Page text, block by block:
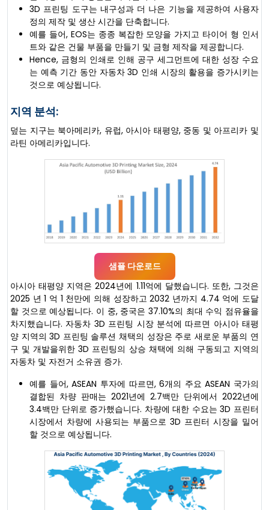
3D 프린팅 도구는 내구성과 더 나은 기능을 제공하여 사용자
정의 제작 및 생산 시간을 단축합니다.
예를 들어, EOS는 종종 복잡한 모양을 가지고 타이어 형 인서
트와 같은 건물 부품을 만들기 및 금형 제작을 제공합니다.
Hence, 금형의 인쇄로 인해 공구 세그먼트에 대한 성장 수요
는 예측 기간 동안 자동차 3D 인쇄 시장의 활용을 증가시키는
것으로 예상됩니다.
지역 분석:
덮는 지구는 북아메리카, 유럽, 아시아 태평양, 중동 및 아프리카 및
라틴 아메리카입니다.
샘플 다운로드
아시아 태평양 지역은 2024년에 1.11억에 달했습니다. 또한, 그것은
2025 년 1 억 1 천만에 의해 성장하고 2032 년까지 4.74 억에 도달
할 것으로 예상됩니다. 이 중, 중국은 37.10%의 최대 수익 점유율을
차지했습니다. 자동차 3D 프린팅 시장 분석에 따르면 아시아 태평
양 지역의 3D 프린팅 솔루션 채택의 성장은 주로 새로운 부품의 연
구 및 개발을위한 3D 프린팅의 상승 채택에 의해 구동되고 지역의
자동차 및 자전거 소유권 증가.
예를 들어, ASEAN 투자에 따르면, 6개의 주요 ASEAN 국가의
결합된 차량 판매는 2021년에 2.7백만 단위에서 2022년에
3.4백만 단위로 증가했습니다. 차량에 대한 수요는 3D 프린터
시장에서 차량에 사용되는 부품으로 3D 프린터 시장을 밀어
할 것으로 예상됩니다.